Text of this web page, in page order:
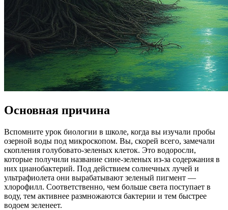
Основная причина
Вспомните урок биологии в школе, когда вы изучали пробы
озерной воды под микроскопом. Вы, скорей всего, замечали
скопления голубовато-зеленых клеток. Это водоросли,
которые получили название сине-зеленых из-за содержания в
них цианобактерий. Под действием солнечных лучей и
ультрафиолета они вырабатывают зеленый пигмент —
хлорофилл. Соответственно, чем больше света поступает в
воду, тем активнее размножаются бактерии и тем быстрее
водоем зеленеет.